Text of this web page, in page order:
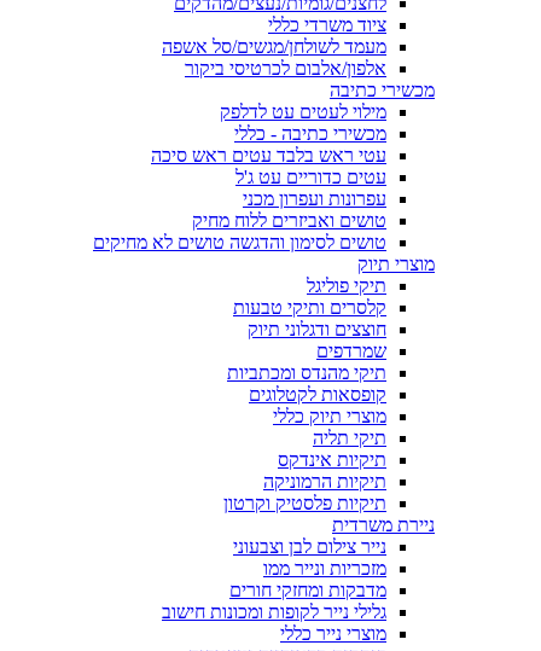
ציוד משרדי כללי
מעמד לשולחן/מגשים/סל אשפה
אלפון/אלבום לכרטיסי ביקור
מכשירי כתיבה
מילוי לעטים עט לדלפק
מכשירי כתיבה - כללי
עטי ראש בלבד עטים ראש סיכה
עטים כדוריים עט ג'ל
עפרונות ועפרון מכני
טושים ואביזרים ללוח מחיק
טושים לסימון והדגשה טושים לא מחיקים
מוצרי תיוק
תיקי פוליגל
קלסרים ותיקי טבעות
חוצצים ודגלוני תיוק
שמרדפים
תיקי מהנדס ומכתביות
קופסאות לקטלוגים
מוצרי תיוק כללי
תיקי תליה
תיקיות אינדקס
תיקיות הרמוניקה
תיקיות פלסטיק וקרטון
ניירת משרדית
נייר צילום לבן וצבעוני
מזכריות ונייר ממו
מדבקות ומחזקי חורים
גלילי נייר לקופות ומכונות חישוב
מוצרי נייר כללי